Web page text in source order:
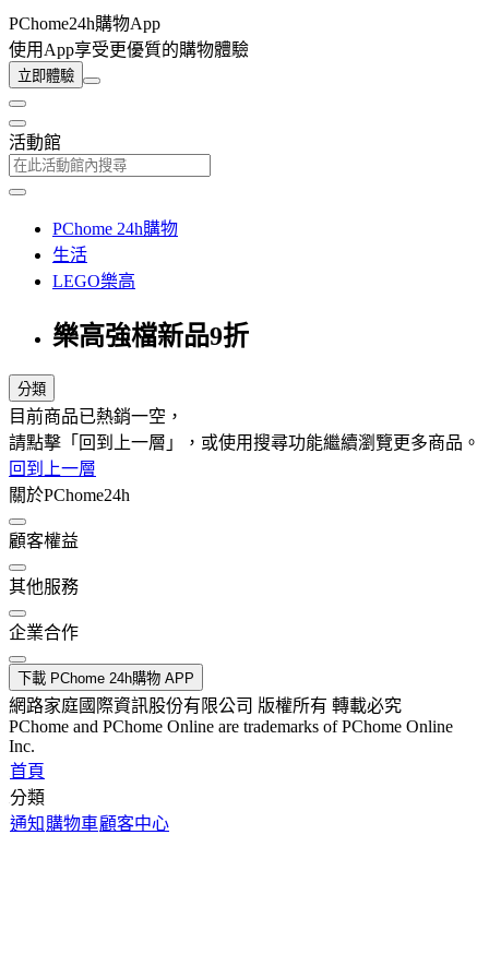
PChome24h購物App
使用App享受更優質的購物體驗
立即體驗
活動館
PChome 24h購物
生活
LEGO樂高
樂高強檔新品9折
分類
目前商品已熱銷一空，
請點擊「回到上一層」，或使用搜尋功能繼續瀏覽更多商品。
回到上一層
關於PChome24h
顧客權益
其他服務
企業合作
下載 PChome 24h購物 APP
網路家庭國際資訊股份有限公司 版權所有 轉載必究
PChome and PChome Online are trademarks of PChome Online
Inc.
首頁
分類
通知 購物車顧客中心